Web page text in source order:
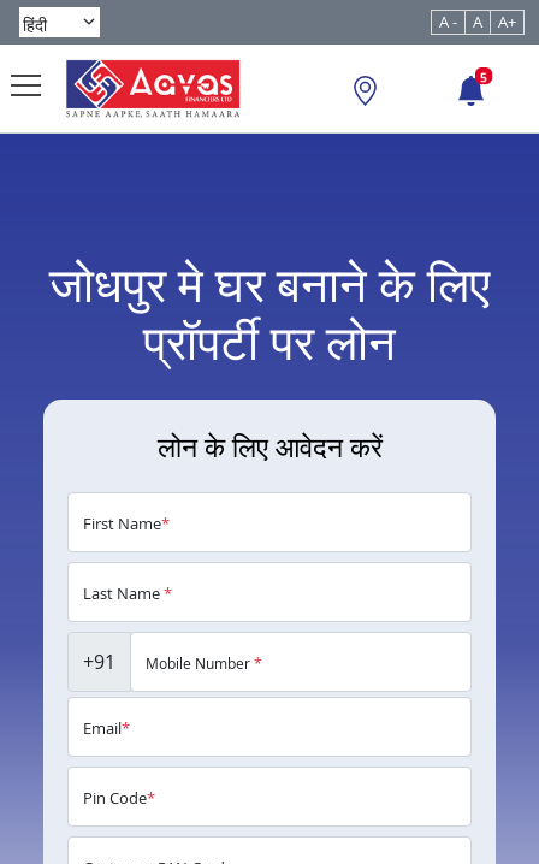
A - A A+
5
जोधपुर मे घर बनाने के लिए
प्रॉपर्टी पर लोन
लोन के लिए आवेदन करें
First Name*
Last Name*
+91 Mobile Number*
Email*
Pin Code*